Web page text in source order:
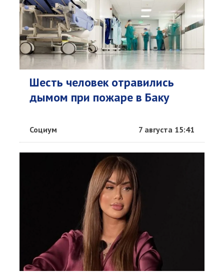
Шесть человек отравились
дымом при пожаре в Баку
Социум 7 августа 15:41